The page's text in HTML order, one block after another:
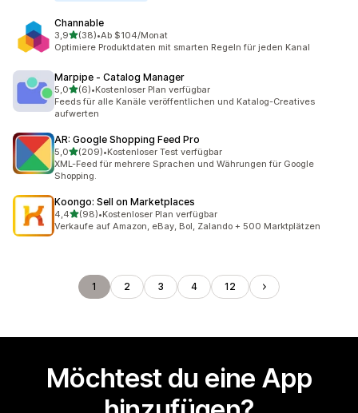
Channable
3,9von 5 Sternen
(38)
38 Rezensionen insgesamt
•Ab $104/Monat
Optimiere Produktdaten mit smarten Regeln für jeden Kanal
Marpipe ‑ Catalog Manager
5,0von 5 Sternen
(6)
6 Rezensionen insgesamt
•Kostenloser Plan verfügbar
Feeds für alle Kanäle veröffentlichen und Katalog-Creatives
aufwerten
AR: Google Shopping Feed Pro
5,0von 5 Sternen
(209)
209 Rezensionen insgesamt
•Kostenloser Test verfügbar
XML-Feed für mehrere Sprachen und Währungen für Google
Shopping.
Koongo: Sell on Marketplaces
4,4von 5 Sternen
(98)
98 Rezensionen insgesamt
•Kostenloser Plan verfügbar
Verkaufe auf Amazon, eBay, Bol, Zalando + 500 Marktplätzen
1 2 3 4 12
Möchtest du eine App